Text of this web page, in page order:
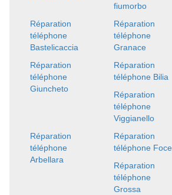
fiumorbo
Réparation
téléphone
Bastelicaccia
Réparation
téléphone
Granace
Réparation
téléphone
Giuncheto
Réparation
téléphone Bilia
Réparation
téléphone
Viggianello
Réparation
téléphone
Arbellara
Réparation
téléphone Foce
Réparation
téléphone
Grossa